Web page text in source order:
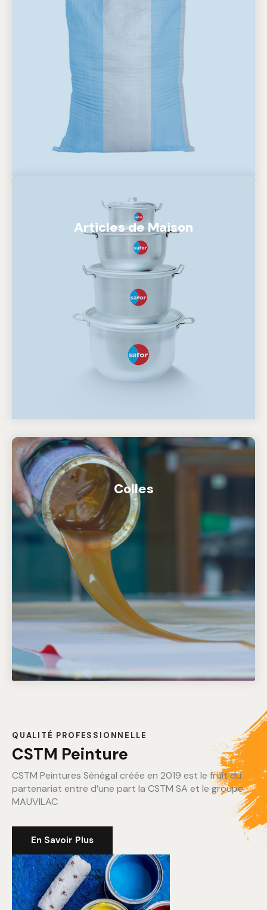
Articles de Maison
Colles
QUALITÉ PROFESSIONNELLE
CSTM Peinture
CSTM Peintures Sénégal créée en 2019 est le fruit du
partenariat entre d’une part la CSTM SA et le groupe
MAUVILAC
En Savoir Plus